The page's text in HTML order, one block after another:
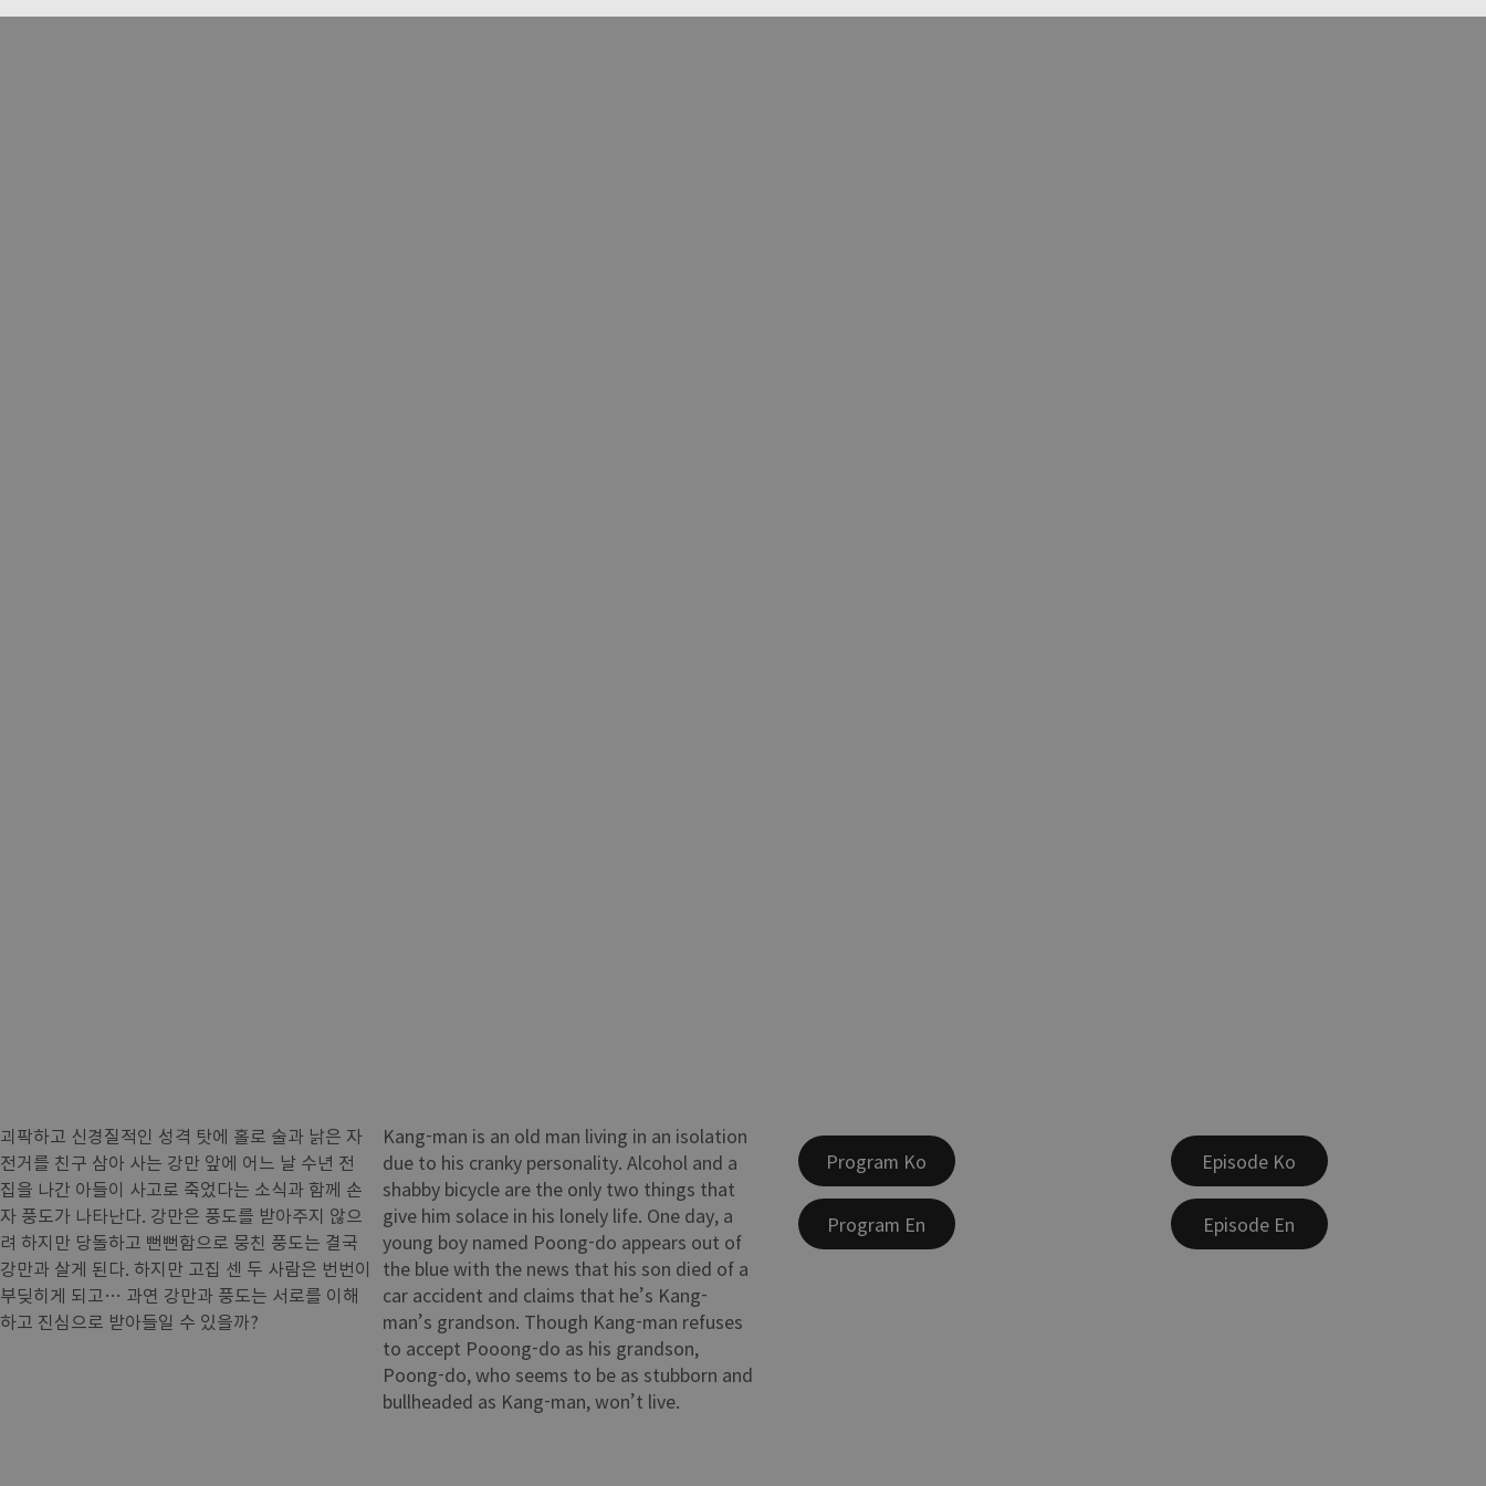
괴팍하고 신경질적인 성격 탓에 홀로 술과 낡은 자
전거를 친구 삼아 사는 강만 앞에 어느 날 수년 전
집을 나간 아들이 사고로 죽었다는 소식과 함께 손
자 풍도가 나타난다. 강만은 풍도를 받아주지 않으
려 하지만 당돌하고 뻔뻔함으로 뭉친 풍도는 결국
강만과 살게 된다. 하지만 고집 센 두 사람은 번번이
부딪히게 되고… 과연 강만과 풍도는 서로를 이해
하고 진심으로 받아들일 수 있을까?
Kang-man is an old man living in an isolation
due to his cranky personality. Alcohol and a
shabby bicycle are the only two things that
give him solace in his lonely life. One day, a
young boy named Poong-do appears out of
the blue with the news that his son died of a
car accident and claims that he’s Kang-
man’s grandson. Though Kang-man refuses
to accept Pooong-do as his grandson,
Poong-do, who seems to be as stubborn and
bullheaded as Kang-man, won’t live.
Program Ko
Program En
Episode Ko
Episode En